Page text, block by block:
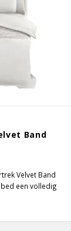
Band
Velvet Band
een volledig
aan de
van je